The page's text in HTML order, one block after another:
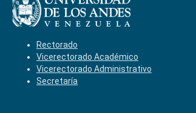
Rectorado
Vicerectorado Académico
Vicerectorado Administrativo
Secretaría